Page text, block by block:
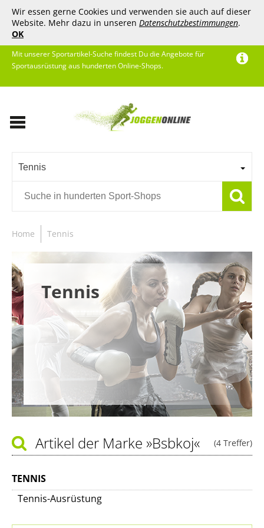
Wir essen gerne Cookies und verwenden sie auch auf dieser
Website. Mehr dazu in unseren Datenschutzbestimmungen.
OK
Mit unserer Sportartikel-Suche findest Du die Angebote für
Sportausrüstung aus hunderten Online-Shops.
Tennis
Home Tennis
Tennis
(4 Treffer)
Artikel der Marke »Bsbkoj«
TENNIS
Tennis-Ausrüstung